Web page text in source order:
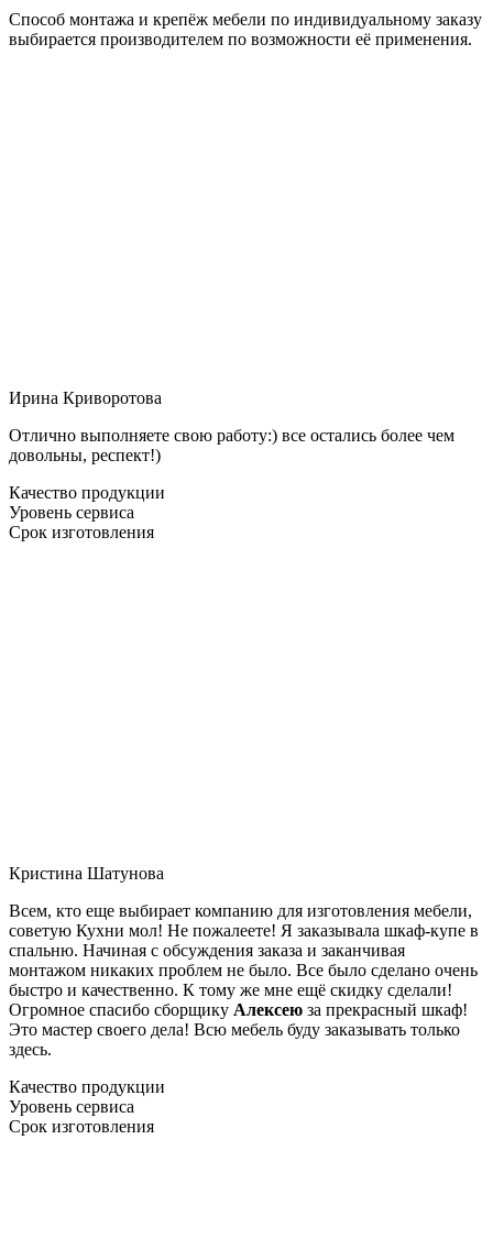
Способ монтажа и крепёж мебели по индивидуальному заказу
выбирается производителем по возможности её применения.
Ирина Криворотова
Отлично выполняете свою работу:) все остались более чем
довольны, респект!)
Качество продукции
Уровень сервиса
Срок изготовления
Кристина Шатунова
Всем, кто еще выбирает компанию для изготовления мебели,
советую Кухни мол! Не пожалеете! Я заказывала шкаф-купе в
спальню. Начиная с обсуждения заказа и заканчивая
монтажом никаких проблем не было. Все было сделано очень
быстро и качественно. К тому же мне ещё скидку сделали!
Огромное спасибо сборщику Алексею за прекрасный шкаф!
Это мастер своего дела! Всю мебель буду заказывать только
здесь.
Качество продукции
Уровень сервиса
Срок изготовления